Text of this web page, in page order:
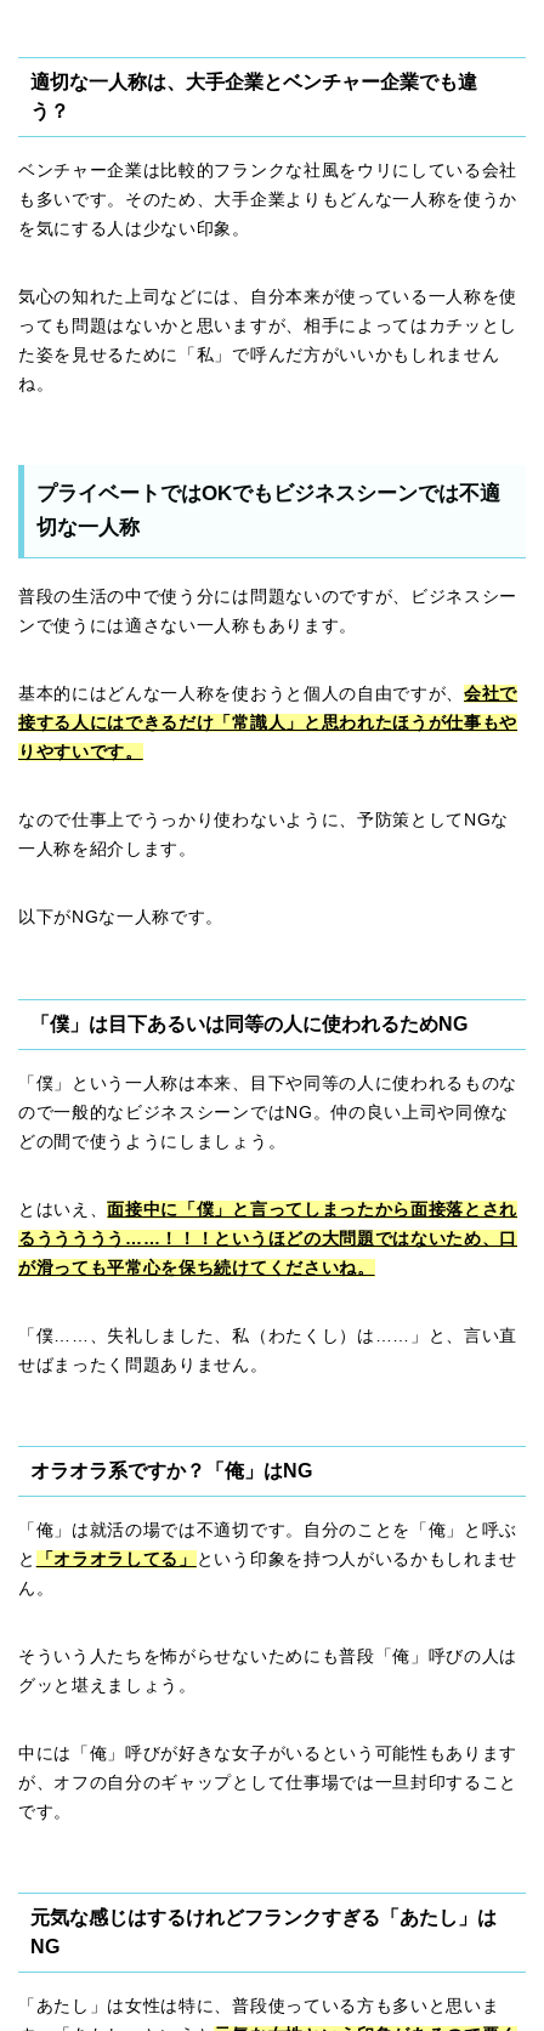
適切な一人称は、大手企業とベンチャー企業でも違
う？
ベンチャー企業は比較的フランクな社風をウリにしている会社
も多いです。そのため、大手企業よりもどんな一人称を使うか
を気にする人は少ない印象。
気心の知れた上司などには、自分本来が使っている一人称を使
っても問題はないかと思いますが、相手によってはカチッとし
た姿を見せるために「私」で呼んだ方がいいかもしれません
ね。
プライベートではOKでもビジネスシーンでは不適
切な一人称
普段の生活の中で使う分には問題ないのですが、ビジネスシー
ンで使うには適さない一人称もあります。
基本的にはどんな一人称を使おうと個人の自由ですが、 会社で
接する人にはできるだけ「常識人」と思われたほうが仕事もや
りやすいです。
なので仕事上でうっかり使わないように、予防策としてNGな
一人称を紹介します。
以下がNGな一人称です。
「僕」は目下あるいは同等の人に使われるためNG
「僕」という一人称は本来、目下や同等の人に使われるものな
ので一般的なビジネスシーンではNG。仲の良い上司や同僚な
どの間で使うようにしましょう。
とはいえ、面接中に「僕」と言ってしまったから面接落とされ
るううううう……！！！というほどの大問題ではないため、口
が滑っても平常心を保ち続けてくださいね。
「僕……、失礼しました、私（わたくし）は……」と、言い直
せばまったく問題ありません。
オラオラ系ですか？「俺」はNG
「俺」は就活の場では不適切です。自分のことを「俺」と呼ぶ
と
「オラオラしてる」
という印象を持つ人がいるかもしれませ
ん。
そういう人たちを怖がらせないためにも普段「俺」呼びの人は
グッと堪えましょう。
中には「俺」呼びが好きな女子がいるという可能性もあります
が、オフの自分のギャップとして仕事場では一旦封印すること
です。
元気な感じはするけれどフランクすぎる「あたし」は
NG
「あたし」は女性は特に、普段使っている方も多いと思いま